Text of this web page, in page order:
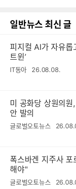
일반뉴스 최신 글
피지컬 AI가 자유롭
트윈’
IT동아 26.08.08.
미 공화당 상원의
안 발의
글로벌오토뉴스
폭스바겐 지주사
해야"
글로벌오토뉴스